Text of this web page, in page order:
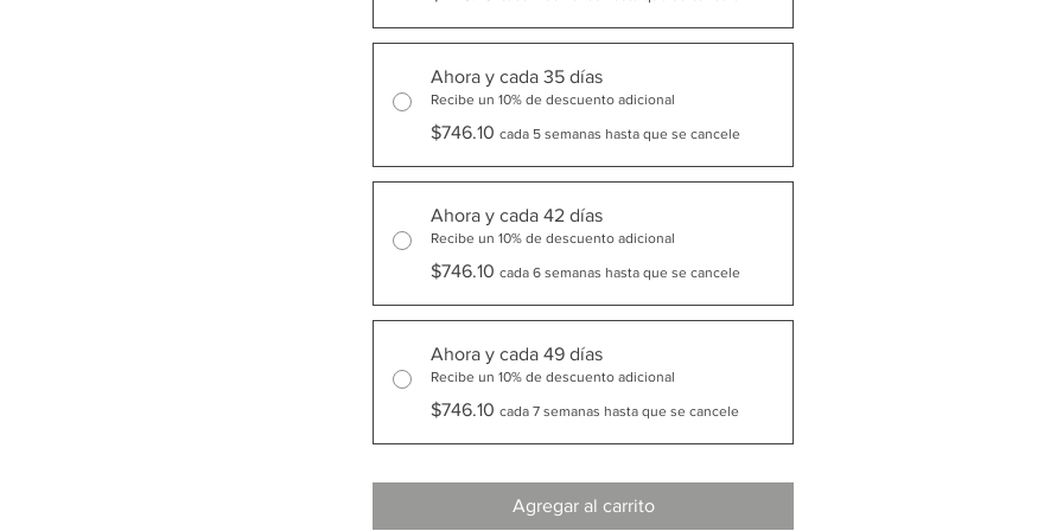
Ahora y cada 35 días
Recibe un 10% de descuento adicional
$746.10 cada 5 semanas hasta que se cancele
Ahora y cada 42 días
Recibe un 10% de descuento adicional
$746.10 cada 6 semanas hasta que se cancele
Ahora y cada 49 días
Recibe un 10% de descuento adicional
$746.10 cada 7 semanas hasta que se cancele
Agregar al carrito